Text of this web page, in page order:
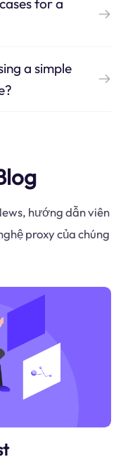
for a
a simple
hướng dẫn viên
proxy của chúng